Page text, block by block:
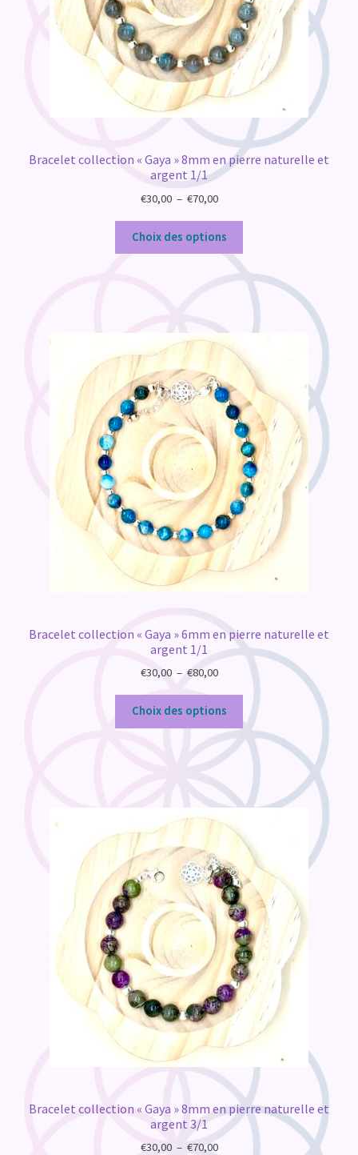
Bracelet collection « Gaya » 8mm en pierre naturelle et
argent 1/1
€30,00 – €70,00Plage
prix :
€30,00
€70,00
Choix des options
Bracelet collection « Gaya » 6mm en pierre naturelle et
argent 1/1
€30,00 – €80,00Plage
prix :
€30,00
€80,00
Choix des options
Bracelet collection « Gaya » 8mm en pierre naturelle et
argent 3/1
€30,00 – €70,00Plage